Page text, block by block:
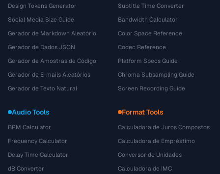
Design Tokens Generator
Social Media Size Guide
Gerador de Markdown Aleatório
Gerador de Dados JSON
Gerador de Amostras de Código
Gerador de E-mails Aleatórios
Gerador de Texto Natural
Subtitle Time Converter
Bandwidth Calculator
Color Space Reference
Codec Reference
Platform Specs Guide
Chroma Subsampling Guide
Screen Recording Guide
Audio Tools
BPM Calculator
Frequency Calculator
Delay Time Calculator
dB Converter
Format Tools
Calculadora de Juros Compostos
Calculadora de Empréstimo
Conversor de Unidades
Calculadora de IMC